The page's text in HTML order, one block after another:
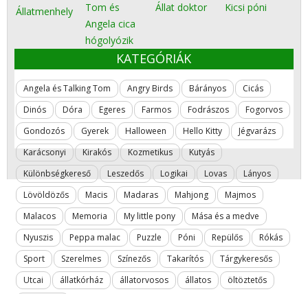
Állatmenhely
Tom és
Angela cica
hógolyózik
Állat doktor Kicsi póni
KATEGÓRIÁK
Angela és Talking Tom Angry Birds Bárányos
Cicás
Dinós
Dóra Egeres Farmos Fodrászos
Fogorvos
Gondozós
Gyerek Halloween Hello Kitty
Jégvarázs
Karácsonyi
Kirakós Kozmetikus
Kutyás
Különbségkereső
Leszedős Logikai Lovas
Lányos
Lövöldözős
Macis Madaras Mahjong
Majmos
Malacos
Memoria My little pony
Mása és a medve
Nyuszis
Peppa malac Puzzle Póni Repülős
Rókás
Sport
Szerelmes Színezős Takarítós
Tárgykeresős
Utcai
állatkórház állatorvosos állatos öltöztetős